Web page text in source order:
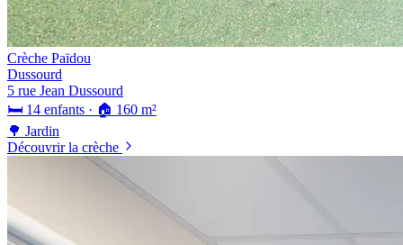
Crèche Païdou
Dussourd
5 rue Jean Dussourd
🛏️ 14 enfants · 🏠 160 m²
🌳 Jardin
Découvrir la crèche